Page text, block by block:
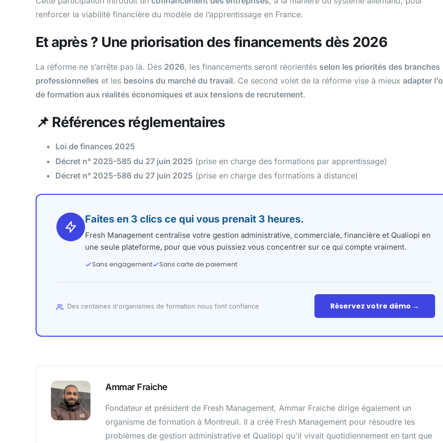
renforcer la viabilité financière du modèle de l’apprentissage en France.
Et après ? Une priorisation des financements dès 2026
La réforme ne s’arrête pas là. Dès 2026, les financements seront réorientés selon les priorités des branches
professionnelles et les besoins du marché du travail. Ce second volet de la réforme vise à mieux adapter
de formation aux réalités économiques et aux tensions de recrutement.
📌 Références réglementaires
Loi de finances 2025
Décret n° 2025-585 du 27 juin 2025 (prise en charge des formations par apprentissage)
Décret n° 2025-586 du 27 juin 2025 (prise en charge des formations à distance)
Faites en 3 clics ce qui vous prenait 3 heures.
Fresh Management centralise votre gestion administrative, commerciale, financière et Qualiopi en
une seule plateforme, pour que vous puissiez vous concentrer sur ce qui compte vraiment.
Sans engagement
Sans carte de paiement
Des centaines d'organismes de formation nous font confiance Réservez votre démo →
Ammar Fraiche
Fondateur et président de Fresh Management, Ammar Fraiche dirige également un
organisme de formation à Montreuil. Il a créé Fresh Management pour résoudre les
problèmes de gestion administrative et Qualiopi qu'il vivait quotidiennement en tant que